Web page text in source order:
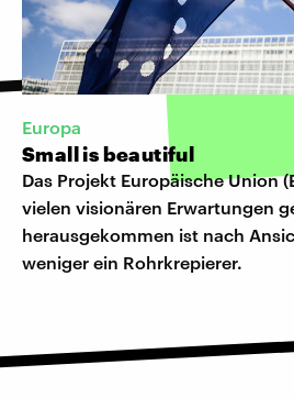
Europa
Small is beautiful
Das Projekt Europäische Union
vielen visionären Erwartungen
herausgekommen ist nach
weniger ein Rohrkrepierer.